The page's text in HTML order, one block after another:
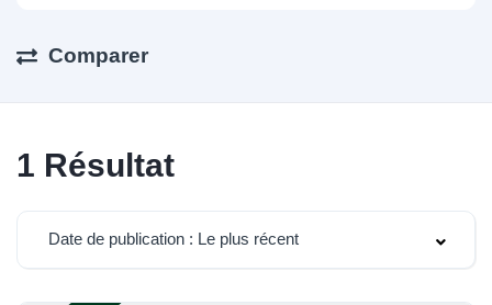
Comparer
1 Résultat
Date de publication : Le plus récent